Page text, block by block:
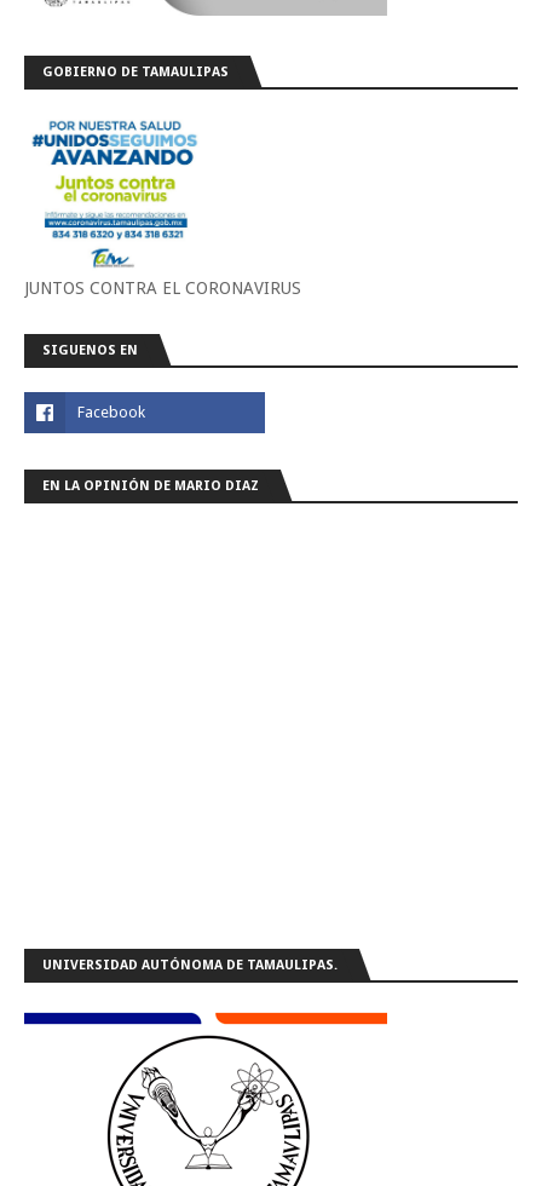
GOBIERNO DE TAMAULIPAS
JUNTOS CONTRA EL CORONAVIRUS
SIGUENOS EN
EN LA OPINIÓN DE MARIO DIAZ
UNIVERSIDAD AUTÓNOMA DE TAMAULIPAS.